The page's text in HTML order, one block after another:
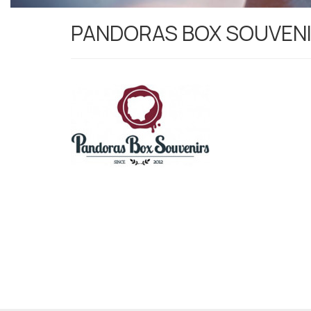
PANDORAS BOX